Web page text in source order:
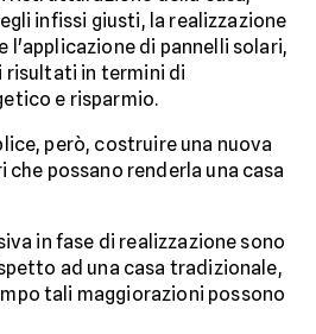
infissi giusti, la realizzazione
l'applicazione di pannelli solari,
risultati in termini di
e risparmio.
però, costruire una nuova
possano renderla una casa
in fase di realizzazione sono
ad una casa tradizionale,
tali maggiorazioni possono